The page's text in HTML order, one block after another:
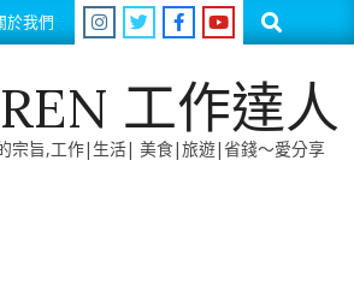
於我們 Search
工作達人
宗旨,工作|生活| 美食|旅遊|省錢～愛分享